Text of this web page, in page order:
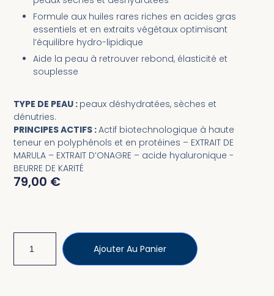
Formule aux huiles rares riches en acides gras
essentiels et en extraits végétaux optimisant
l’équilibre hydro-lipidique
Aide la peau à retrouver rebond, élasticité et
souplesse
TYPE DE PEAU : peaux déshydratées, sèches et
dénutries.
PRINCIPES ACTIFS :Actif biotechnologique à haute
teneur en polyphénols et en protéines – EXTRAIT DE
MARULA – EXTRAIT D’ONAGRE – acide hyaluronique -
BEURRE DE KARITÉ
79,00 €
Ajouter Au Panier